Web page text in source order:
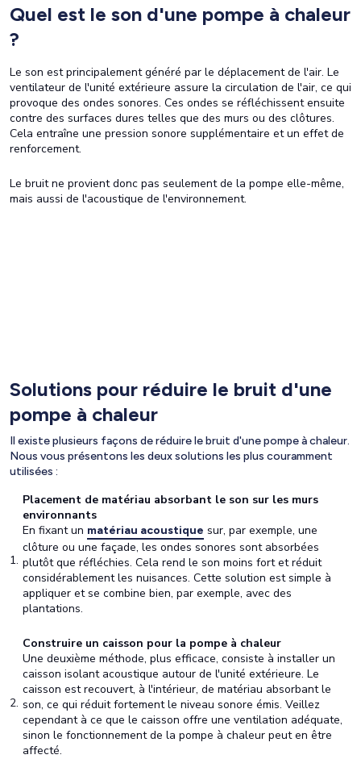
Quel est le son d'une pompe à chaleur
?
Le son est principalement généré par le déplacement de l'air. Le
ventilateur de l'unité extérieure assure la circulation de l'air, ce qui
provoque des ondes sonores. Ces ondes se réfléchissent ensuite
contre des surfaces dures telles que des murs ou des clôtures.
Cela entraîne une pression sonore supplémentaire et un effet de
renforcement.
Le bruit ne provient donc pas seulement de la pompe elle-même,
mais aussi de l'acoustique de l'environnement.
Solutions pour réduire le bruit d'une
pompe à chaleur
Il existe plusieurs façons de réduire le bruit d'une pompe à chaleur.
Nous vous présentons les deux solutions les plus couramment
utilisées :
Placement de matériau absorbant le son sur les murs
environnants
En fixant un matériau acoustique sur, par exemple, une
clôture ou une façade, les ondes sonores sont absorbées
plutôt que réfléchies. Cela rend le son moins fort et réduit
considérablement les nuisances. Cette solution est simple à
appliquer et se combine bien, par exemple, avec des
plantations.
Construire un caisson pour la pompe à chaleur
Une deuxième méthode, plus efficace, consiste à installer un
caisson isolant acoustique autour de l'unité extérieure. Le
caisson est recouvert, à l'intérieur, de matériau absorbant le
son, ce qui réduit fortement le niveau sonore émis. Veillez
cependant à ce que le caisson offre une ventilation adéquate,
sinon le fonctionnement de la pompe à chaleur peut en être
affecté.